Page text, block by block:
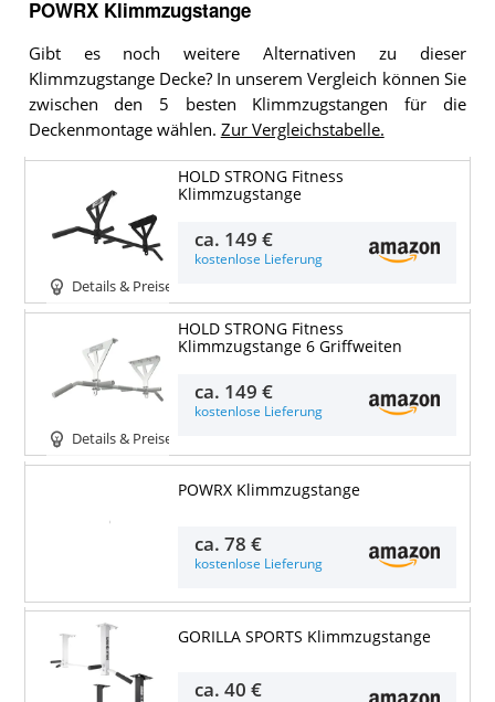
POWRX Klimmzugstange
Gibt es noch weitere Alternativen zu dieser
Klimmzugstange Decke? In unserem Vergleich können Sie
zwischen den 5 besten Klimmzugstangen für die
Deckenmontage wählen. Zur Vergleichstabelle.
Details & Preise
HOLD STRONG Fitness
Klimmzugstange
ca. 149 €
kostenlose Lieferung
Details & Preise
HOLD STRONG Fitness
Klimmzugstange 6 Griffweiten
ca. 149 €
kostenlose Lieferung
POWRX Klimmzugstange
ca.78 €
kostenlose Lieferung
GORILLA SPORTS Klimmzugstange
ca.40 €